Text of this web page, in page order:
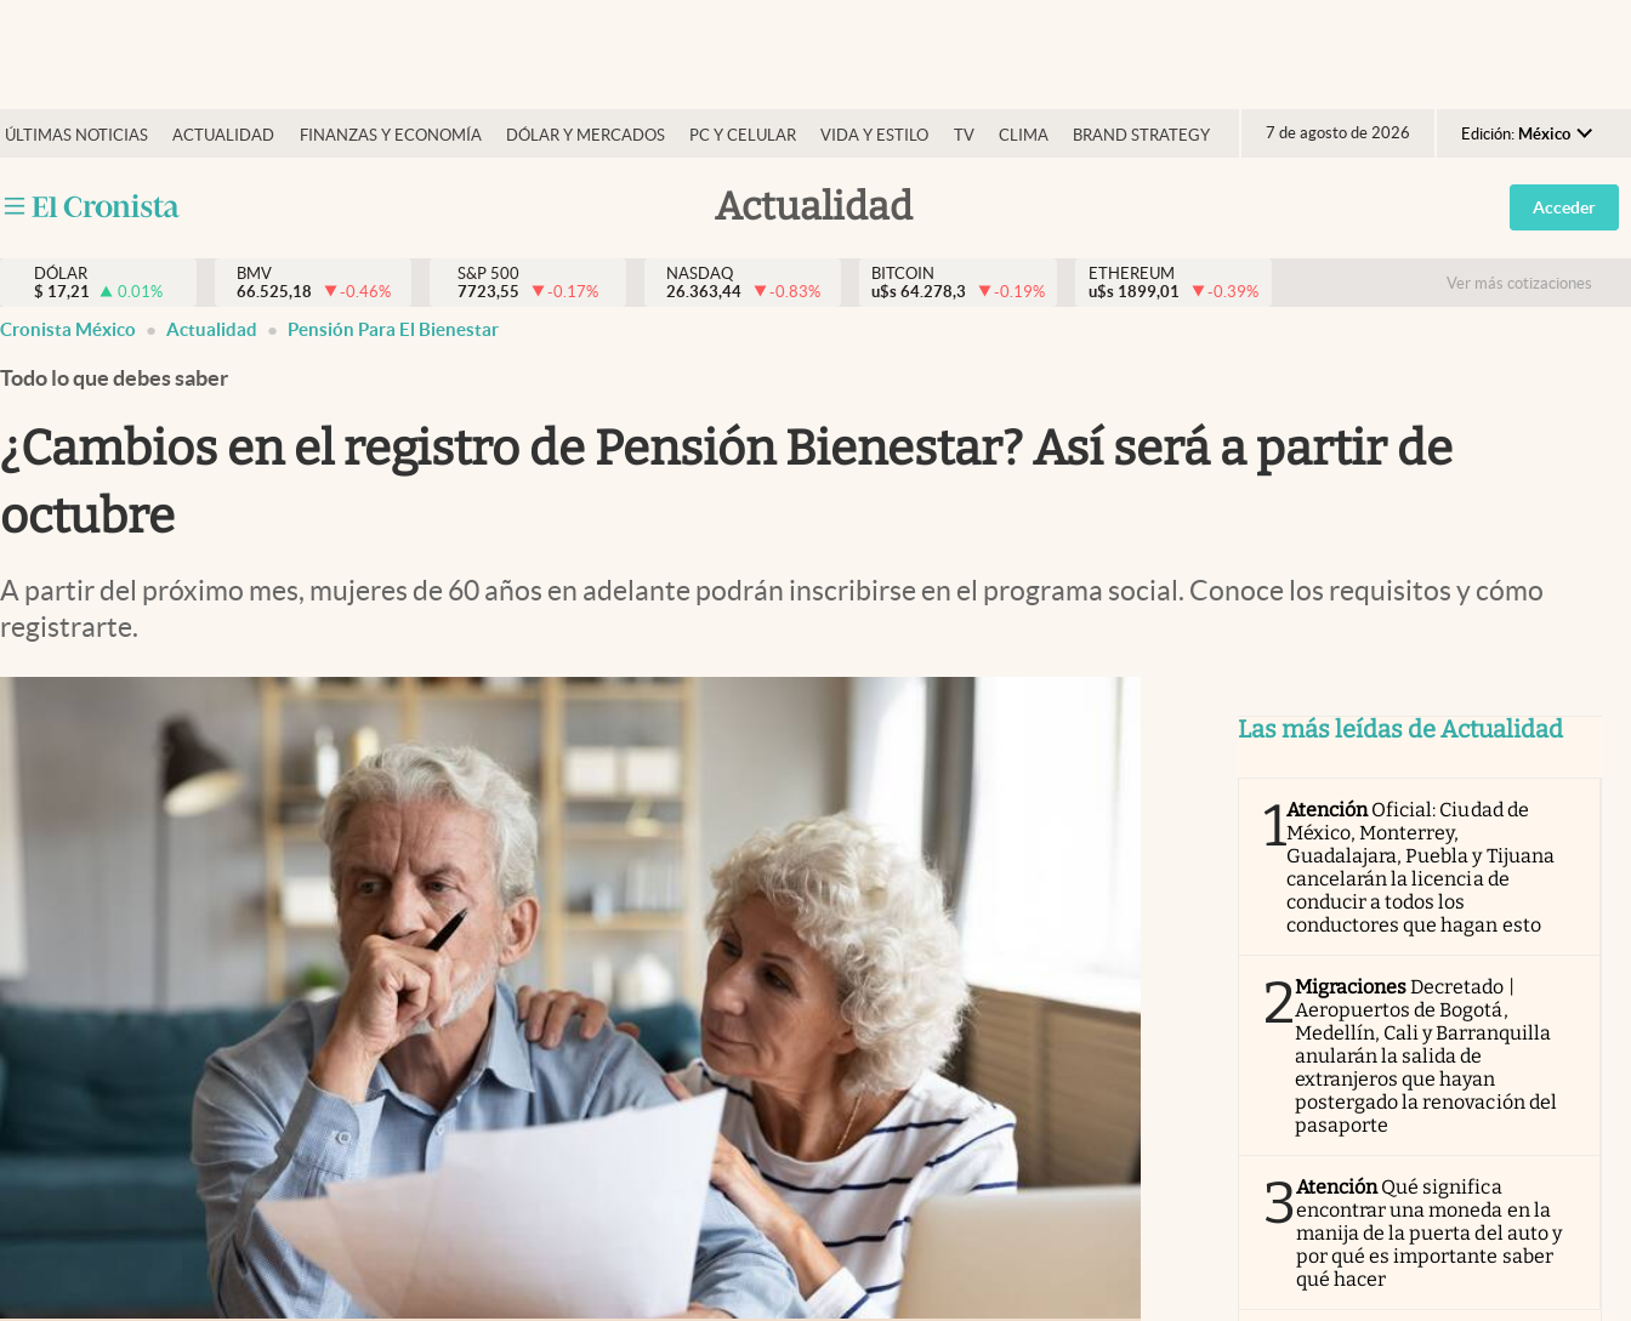
ÚLTIMAS NOTICIAS ACTUALIDAD FINANZAS Y ECONOMÍA DÓLAR Y MERCADOS PC Y CELULAR VIDA Y ESTILO TV CLIMA BRAND STRATEGY 7 de agosto de 2026 Edición: México
Argentina
España
USA
Actualidad
Actualidad
Internacionales
Opinión
Brand Strategy
Vida y estilo
Tv
Espiritualidad
Acceder
DÓLAR
$ 17,21 0.01%
BMV
66.525,18
-0.46%
S&P 500
7723,55
-0.17%
NASDAQ
26.363,44
-0.83%
BITCOIN
u$s 64.278,3 -0.19%
ETHEREUM
u$s 1899,01 -0.39% Ver más cotizaciones
Cronista México Actualidad Pensión Para El Bienestar
Todo lo que debes saber
¿Cambios en el registro de Pensión Bienestar? Así será a partir de
octubre
A partir del próximo mes, mujeres de 60 años en adelante podrán inscribirse en el programa social. Conoce los requisitos y cómo
registrarte.
Las más leídas de Actualidad
1AtenciónOficial: Ciudad de
México, Monterrey,
Guadalajara, Puebla y Tijuana
cancelarán la licencia de
conducir a todos los
conductores que hagan esto
2MigracionesDecretado |
Aeropuertos de Bogotá,
Medellín, Cali y Barranquilla
anularán la salida de
extranjeros que hayan
postergado la renovación del
pasaporte
3AtenciónQué significa
encontrar una moneda en la
manija de la puerta del auto y
por qué es importante saber
qué hacer